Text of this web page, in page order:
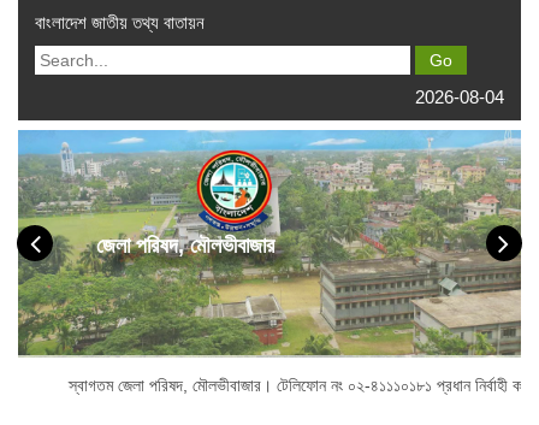
বাংলাদেশ জাতীয় তথ্য বাতায়ন
2026-08-04
জেলা পরিষদ, মৌলভীবাজার
স্বাগতম জেলা পরিষদ, মৌলভীবাজার। টেলিফোন নং ০২-৪১১১০১৮১ প্রধান নির্বাহী